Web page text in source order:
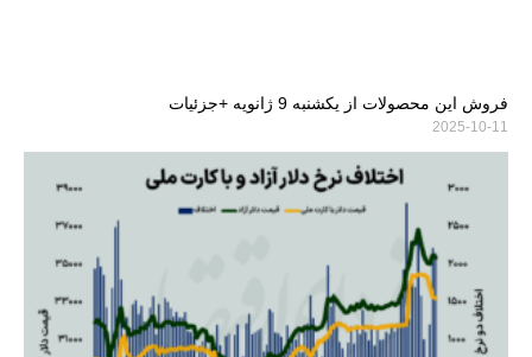
فروش این محصولات از یکشنبه 9 ژانویه +جزئیات
2025-10-11